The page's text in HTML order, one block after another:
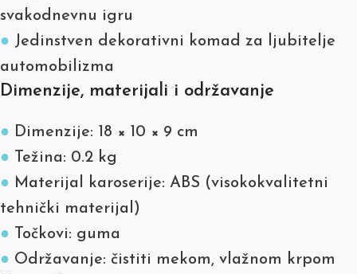
svakodnevnu igru
● Jedinstven dekorativni komad za ljubitelje
automobilizma
Dimenzije, materijali i održavanje
● Dimenzije: 18 × 10 × 9 cm
● Težina: 0.2 kg
● Materijal karoserije: ABS (visokokvalitetni
tehnički materijal)
● Točkovi: guma
● Održavanje: čistiti mekom, vlažnom krpom